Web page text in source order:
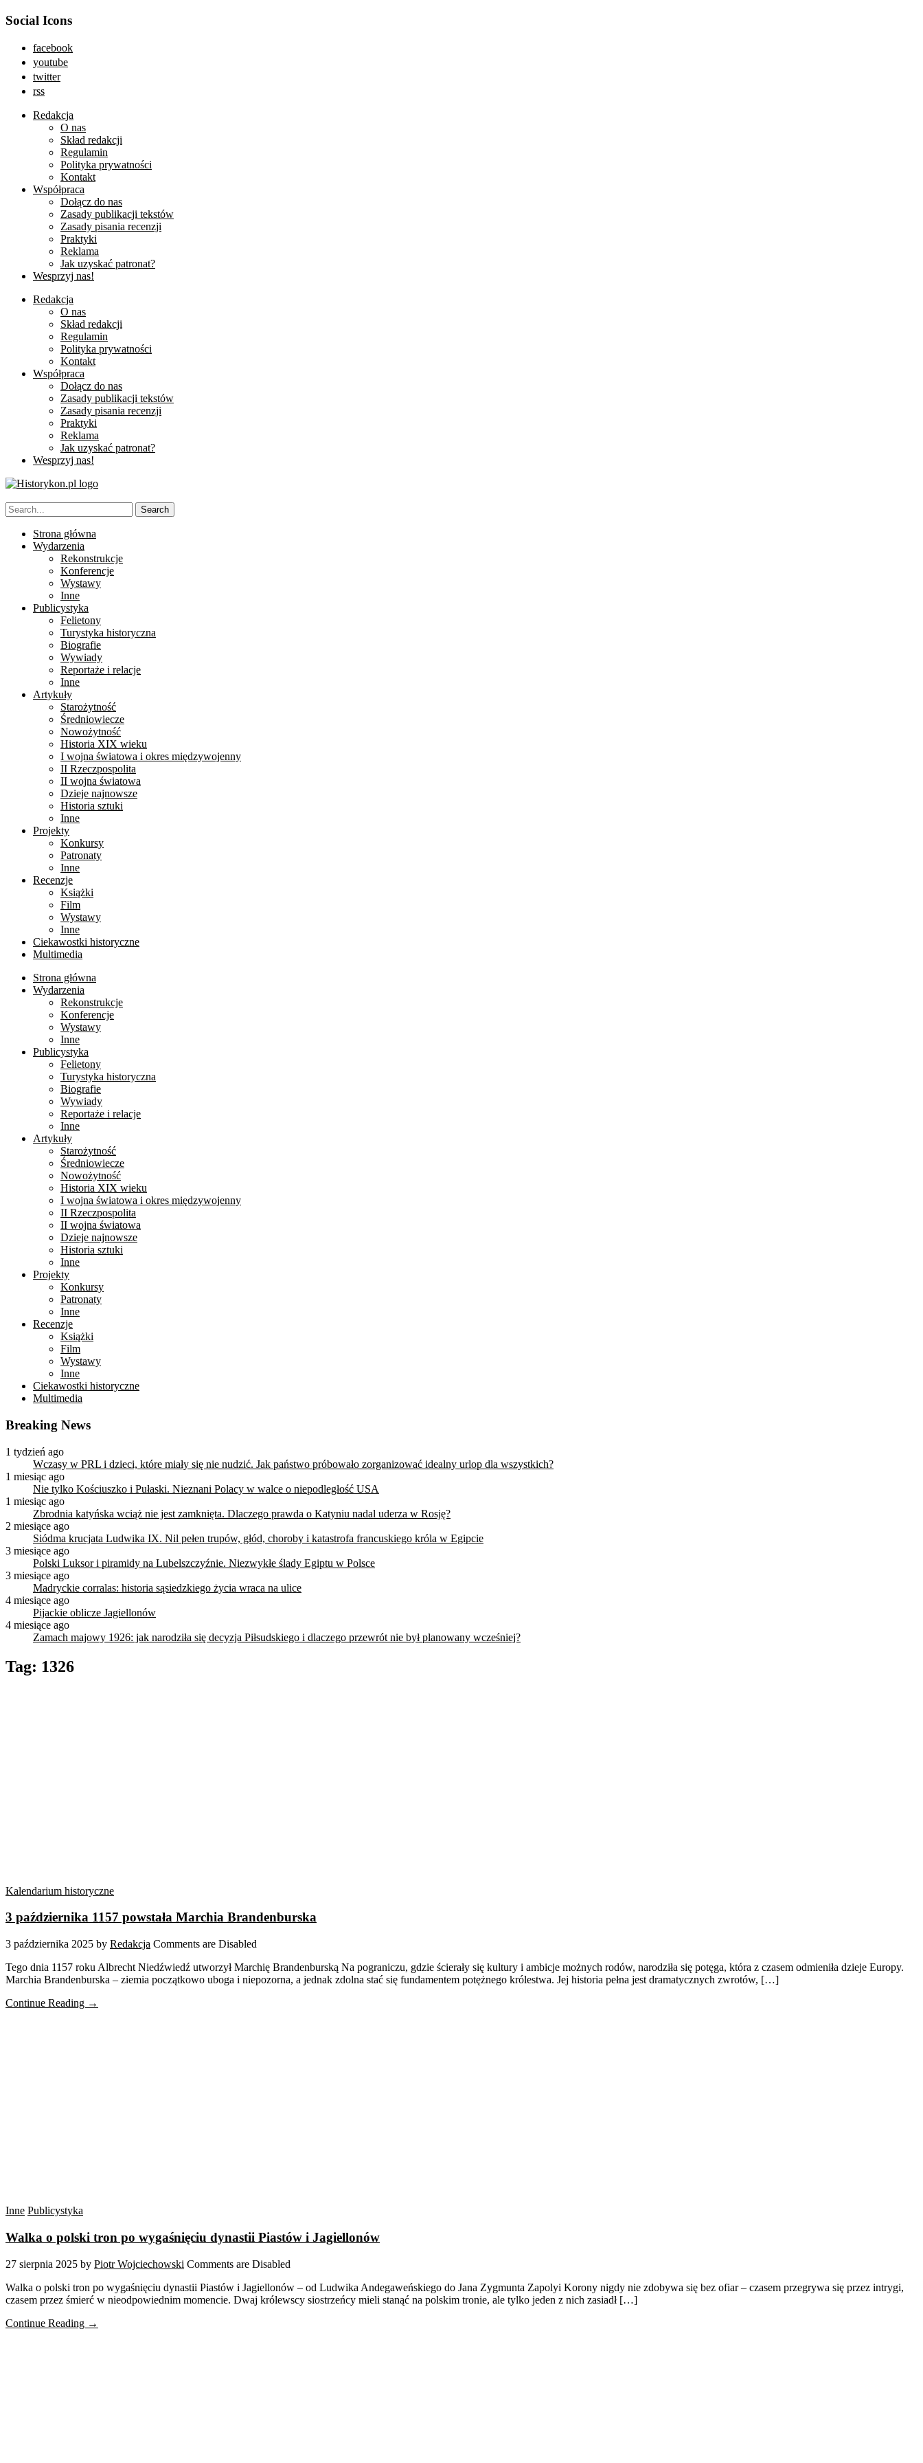
Social Icons
facebook
youtube
twitter
rss
Redakcja
O nas
Skład redakcji
Regulamin
Polityka prywatności
Kontakt
Współpraca
Dołącz do nas
Zasady publikacji tekstów
Zasady pisania recenzji
Praktyki
Reklama
Jak uzyskać patronat?
Wesprzyj nas!
Redakcja
O nas
Skład redakcji
Regulamin
Polityka prywatności
Kontakt
Współpraca
Dołącz do nas
Zasady publikacji tekstów
Zasady pisania recenzji
Praktyki
Reklama
Jak uzyskać patronat?
Wesprzyj nas!
Strona główna
Wydarzenia
Rekonstrukcje
Konferencje
Wystawy
Inne
Publicystyka
Felietony
Turystyka historyczna
Biografie
Wywiady
Reportaże i relacje
Inne
Artykuły
Starożytność
Średniowiecze
Nowożytność
Historia XIX wieku
I wojna światowa i okres międzywojenny
II Rzeczpospolita
II wojna światowa
Dzieje najnowsze
Historia sztuki
Inne
Projekty
Konkursy
Patronaty
Inne
Recenzje
Książki
Film
Wystawy
Inne
Ciekawostki historyczne
Multimedia
Strona główna
Wydarzenia
Rekonstrukcje
Konferencje
Wystawy
Inne
Publicystyka
Felietony
Turystyka historyczna
Biografie
Wywiady
Reportaże i relacje
Inne
Artykuły
Starożytność
Średniowiecze
Nowożytność
Historia XIX wieku
I wojna światowa i okres międzywojenny
II Rzeczpospolita
II wojna światowa
Dzieje najnowsze
Historia sztuki
Inne
Projekty
Konkursy
Patronaty
Inne
Recenzje
Książki
Film
Wystawy
Inne
Ciekawostki historyczne
Multimedia
Breaking News
1 tydzień ago
Wczasy w PRL i dzieci, które miały się nie nudzić. Jak państwo próbowało zorganizować idealny urlop dla wszystkich?
1 miesiąc ago
Nie tylko Kościuszko i Pułaski. Nieznani Polacy w walce o niepodległość USA
1 miesiąc ago
Zbrodnia katyńska wciąż nie jest zamknięta. Dlaczego prawda o Katyniu nadal uderza w Rosję?
2 miesiące ago
Siódma krucjata Ludwika IX. Nil pełen trupów, głód, choroby i katastrofa francuskiego króla w Egipcie
3 miesiące ago
Polski Luksor i piramidy na Lubelszczyźnie. Niezwykłe ślady Egiptu w Polsce
3 miesiące ago
Madryckie corralas: historia sąsiedzkiego życia wraca na ulice
4 miesiące ago
Pijackie oblicze Jagiellonów
4 miesiące ago
Zamach majowy 1926: jak narodziła się decyzja Piłsudskiego i dlaczego przewrót nie był planowany wcześniej?
Tag: 1326
Kalendarium historyczne
3 października 1157 powstała Marchia Brandenburska
3 października 2025 by Redakcja Comments are Disabled
Tego dnia 1157 roku Albrecht Niedźwiedź utworzył Marchię Brandenburską Na pograniczu, gdzie ścierały się kultury i ambicje możnych rodów, narodziła się potęga, która z czasem odmieniła dzieje Europy.
Marchia Brandenburska – ziemia początkowo uboga i niepozorna, a jednak zdolna stać się fundamentem potężnego królestwa. Jej historia pełna jest dramatycznych zwrotów, […]
Continue Reading →
Inne Publicystyka
Walka o polski tron po wygaśnięciu dynastii Piastów i Jagiellonów
27 sierpnia 2025 by Piotr Wojciechowski Comments are Disabled
Walka o polski tron po wygaśnięciu dynastii Piastów i Jagiellonów – od Ludwika Andegaweńskiego do Jana Zygmunta Zapolyi Korony nigdy nie zdobywa się bez ofiar – czasem przegrywa się przez intrygi,
czasem przez śmierć w nieodpowiednim momencie. Dwaj królewscy siostrzeńcy mieli stanąć na polskim tronie, ale tylko jeden z nich zasiadł […]
Continue Reading →